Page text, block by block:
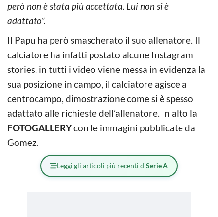
però non è stata più accettata. Lui non si è
adattato”.
Il Papu ha però smascherato il suo allenatore. Il
calciatore ha infatti postato alcune Instagram
stories, in tutti i video viene messa in evidenza la
sua posizione in campo, il calciatore agisce a
centrocampo, dimostrazione come si è spesso
adattato alle richieste dell’allenatore. In alto la
FOTOGALLERYcon le immagini pubblicate da
Gomez.
Leggi gli articoli più recenti diSerie A